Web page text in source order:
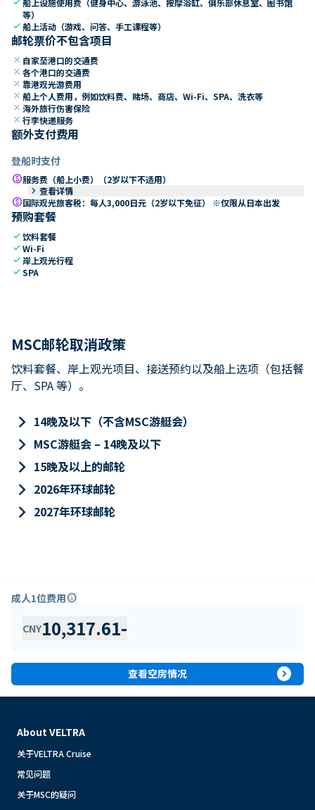
等）
check船上活动（游戏、问答、手工课程等）
邮轮票价不包含项目
close 自家至港口的交通费
close 各个港口的交通费
close 靠港观光游费用
close 船上个人费用，例如饮料费、赌场、商店、Wi-Fi、SPA、洗衣等
close 海外旅行伤害保险
close 行李快递服务
额外支付费用
登船时支付
paid服务费（船上小费）（2岁以下不适用）
keyboard_arrow_right 查看详情
paid国际观光旅客税：每人3,000日元（2岁以下免征） ※仅限从日本出发
预购套餐
check饮料套餐
checkWi-Fi
check 岸上观光行程
checkSPA
MSC邮轮取消政策
饮料套餐、岸上观光项目、接送预约以及船上选项（包括餐
厅、SPA 等）。
keyboard_arrow_right 14晚及以下（不含MSC游艇会）
keyboard_arrow_right MSC游艇会 – 14晚及以下
keyboard_arrow_right 15晚及以上的邮轮
keyboard_arrow_right 2026年环球邮轮
keyboard_arrow_right 2027年环球邮轮
成人1位费用info
CNY10,317.61-
查看空房情况 expand_circle_right
About VELTRA
关于VELTRA Cruise
常见问题
关于MSC的疑问